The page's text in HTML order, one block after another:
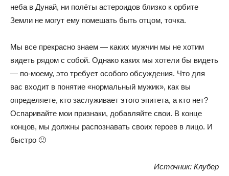
неба в Дунай, ни полёты астероидов близко к орбите
Земли не могут ему помешать быть отцом, точка.
Мы все прекрасно знаем — каких мужчин мы не хотим
видеть рядом с собой. Однако каких мы хотели бы видеть
— по-моему, это требует особого обсуждения. Что для
вас входит в понятие «нормальный мужик», как вы
определяете, кто заслуживает этого эпитета, а кто нет?
Оспаривайте мои признаки, добавляйте свои. В конце
концов, мы должны распознавать своих героев в лицо. И
быстро 🙂
Источник: Клубер